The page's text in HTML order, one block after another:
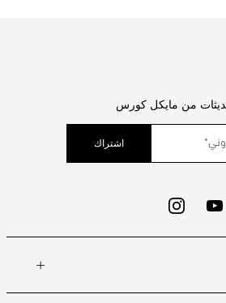
من مايكل كورس
اشتراك